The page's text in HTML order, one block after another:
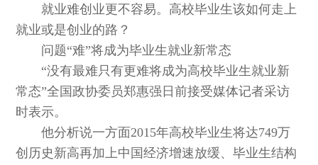
就业难创业更不容易。高校毕业生该如何走上
就业或是创业的路？
问题“难”将成为毕业生就业新常态
“没有最难只有更难将成为高校毕业生就业新
常态”全国政协委员郑惠强日前接受媒体记者采访
时表示。
他分析说一方面2015年高校毕业生将达749万
创历史新高再加上中国经济增速放缓、毕业生结构